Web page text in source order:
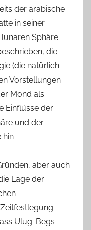
der arabische
in seiner
Sphäre
die
(die natürlich
Vorstellungen
Mond als
Einflüsse der
und der
hin
aber auch
Lage der
Ulug-Begs